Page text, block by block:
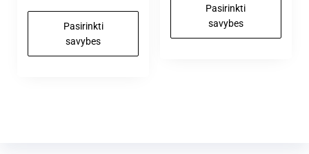
Pasirinkti
savybes
Pasirinkti
savybes